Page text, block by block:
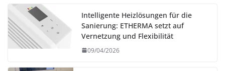
Intelligente Heizlösungen für die
Sanierung: ETHERMA setzt auf
Vernetzung und Flexibilität
09/04/2026